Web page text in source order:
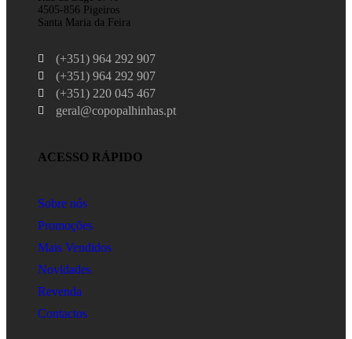
4505-856 Pigeiros
Santa Maria da Feira
(+351) 964 292 907
(+351) 964 292 907
(+351) 220 045 467
geral@copopalhinhas.pt
ACESSO RÁPIDO
Sobre nós
Promoções
Mais Vendidos
Novidades
Revenda
Contactos